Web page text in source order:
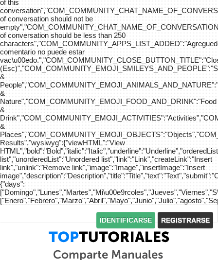
of this
of conversation should not be
of conversation should be less than 250
comentario no puede estar
&
&
Nature","COM_COMMUNITY_EMOJI_FOOD_AND_DRINK":"Food
&
&
Results","wysiwyg":{"viewHTML":"View
list","unorderedList":"Unordered list","link":"Link","createLink":"Insert
link","unlink":"Remove link","image":"Image","insertImage":"Insert
{"days":
IDENTIFICARSE REGISTRARSE